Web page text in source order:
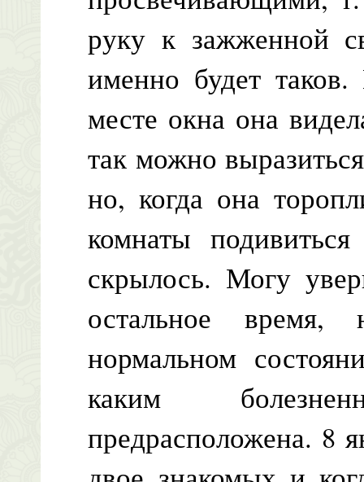
руку к зажженной
именно будет
месте окна она
так можно
но, когда она
комнаты
скрылось. Могу
остальное время,
нормальном
каким
предрасположена. 8